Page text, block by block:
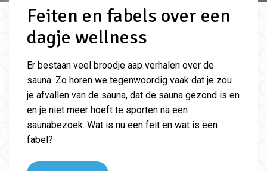
Feiten en fabels over een
dagje wellness
Er bestaan veel broodje aap verhalen over de
sauna. Zo horen we tegenwoordig vaak dat je zou
je afvallen van de sauna, dat de sauna gezond is en
en je niet meer hoeft te sporten na een
saunabezoek. Wat is nu een feit en wat is een
fabel?